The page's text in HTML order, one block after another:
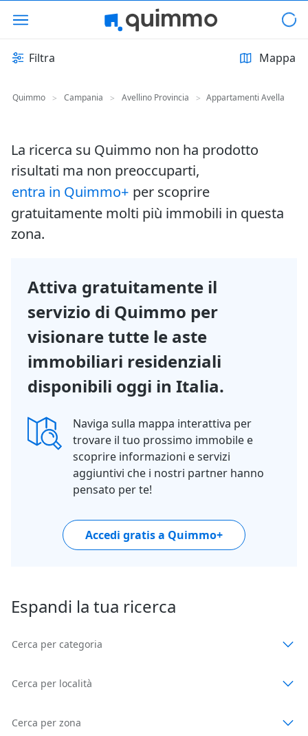
Filtra Mappa
Quimmo > Campania > Avellino Provincia > Appartamenti Avella
La ricerca su Quimmo non ha prodotto
risultati ma non preoccuparti,
entra in Quimmo+ per scoprire
gratuitamente molti più immobili in questa
zona.
Attiva gratuitamente il
servizio di Quimmo per
visionare tutte le aste
immobiliari residenziali
disponibili oggi in Italia.
Naviga sulla mappa interattiva per
trovare il tuo prossimo immobile e
scoprire informazioni e servizi
aggiuntivi che i nostri partner hanno
pensato per te!
Accedi gratis a Quimmo+
Espandi la tua ricerca
Cerca per categoria
Cerca per località
Cerca per zona